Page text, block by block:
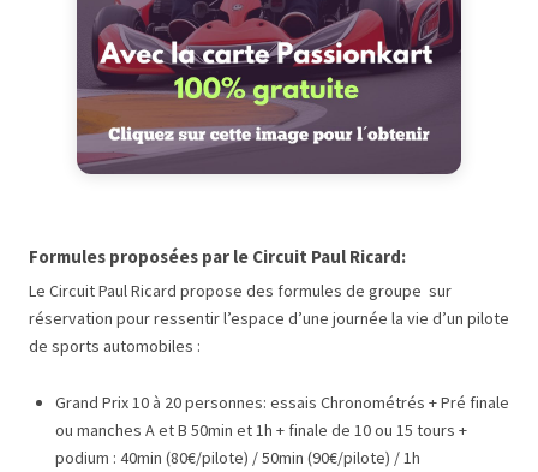
Formules proposées par le Circuit Paul Ricard:
Le Circuit Paul Ricard propose des formules de groupe sur
réservation pour ressentir l’espace d’une journée la vie d’un pilote
de sports automobiles :
Grand Prix 10 à 20 personnes: essais Chronométrés + Pré finale
ou manches A et B 50min et 1h + finale de 10 ou 15 tours +
podium : 40min (80€/pilote) / 50min (90€/pilote) / 1h